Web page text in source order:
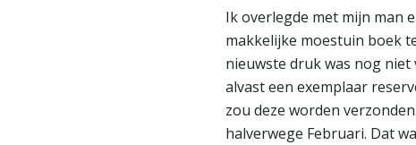
Ik overlegde met mijn man
makkelijke moestuin boek
nieuwste druk was nog niet
alvast een exemplaar
zou deze worden
halverwege Februari. Dat